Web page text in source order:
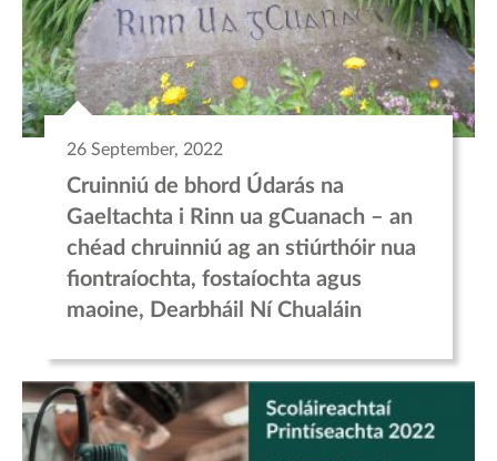
26 September, 2022
Cruinniú de bhord Údarás na
Gaeltachta i Rinn ua gCuanach – an
chéad chruinniú ag an stiúrthóir nua
fiontraíochta, fostaíochta agus
maoine, Dearbháil Ní Chualáin